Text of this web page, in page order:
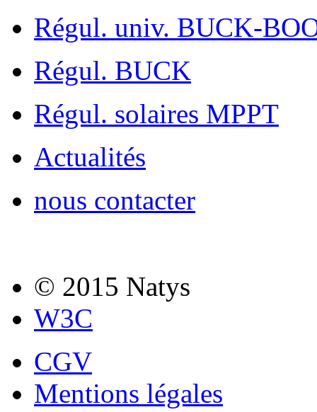
Régul. univ. BUCK-
Régul. BUCK
Régul. solaires MPPT
Actualités
nous contacter
© 2015 Natys
W3C
CGV
Mentions légales